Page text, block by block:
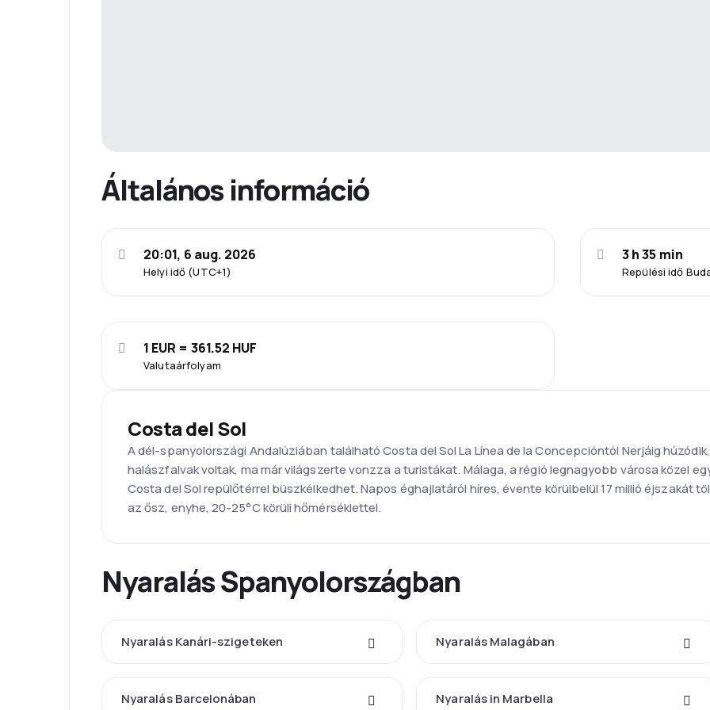
Általános információ
Helyi idő (UTC+1)
20:01, 6 aug. 2026
Repülési idő
3 h 35 min
Valutaárfolyam
1 EUR = 361.52 HUF
Costa del Sol
A dél-spanyolországi Andalúziában található Costa del Sol La Línea de la Concepcióntól Nerjáig
halászfalvak voltak, ma már világszerte vonzza a turistákat. Málaga, a régió legnagyobb városa közel
Costa del Sol repülőtérrel büszkélkedhet. Napos éghajlatáról híres, évente körülbelül 17 millió éjszakát
az ősz, enyhe, 20-25°C körüli hőmérséklettel.
Nyaralás Spanyolországban
Nyaralás Kanári-szigeteken Nyaralás Malagában
Nyaralás Barcelonában Nyaralás in Marbella